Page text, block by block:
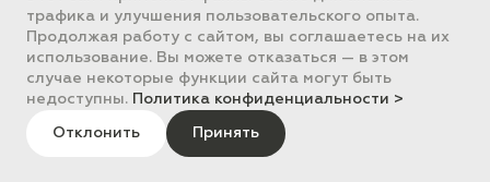
Вся информация, размещенная на сайте, носит ознакомительный
характер и не является публичной офертой, определяемой
положениями Статьи 437 ГК РФ.
Все цены на сайте указаны с НДС. ООО "ПОРТ" ИНН 2461018892,
ОГРН 1022401953496
ПОРТ 2011-2026
Политика обработки данных
трафика и улучшения пользовательского опыта.
Продолжая работу с сайтом, вы соглашаетесь на их
использование. Вы можете отказаться — в этом
случае некоторые функции сайта могут быть
недоступны. Политика конфиденциальности >
Отклонить Принять